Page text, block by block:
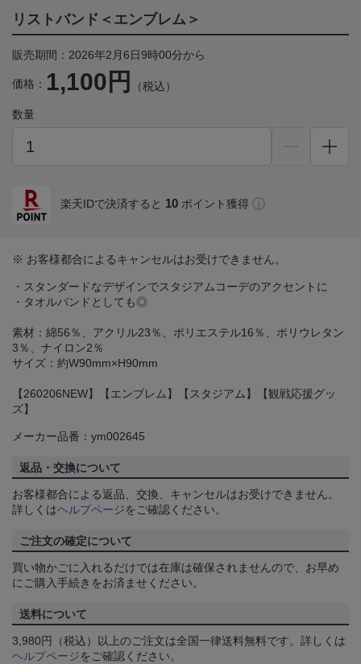
リストバンド＜エンブレム＞
販売期間：2026年2月6日9時00分から
価格： 1,100円 （税込）
数量
楽天IDで決済すると 10 ポイント獲得
※ お客様都合によるキャンセルはお受けできません。
・スタンダードなデザインでスタジアムコーデのアクセントに
・タオルバンドとしても◎
素材：綿56％、アクリル23％、ポリエステル16％、ポリウレタン
3％、ナイロン2％
サイズ：約W90mm×H90mm
【260206NEW】【エンブレム】【スタジアム】【観戦応援グッ
ズ】
メーカー品番：ym002645
返品・交換について
お客様都合による返品、交換、キャンセルはお受けできません。
詳しくはヘルプページをご確認ください。
ご注文の確定について
買い物かごに入れるだけでは在庫は確保されませんので、お早め
にご購入手続きをお済ませください。
送料について
3,980円（税込）以上のご注文は全国一律送料無料です。詳しくは
ヘルプページをご確認ください。